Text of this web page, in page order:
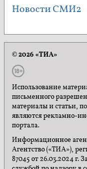
Новости СМИ2
© 2026 «ТИА»
Использование
письменного
материалы и статьи,
являются рекламно-
портала.
Информационное
Агентство («ТИА»),
87045 от 26.03.2024 г.